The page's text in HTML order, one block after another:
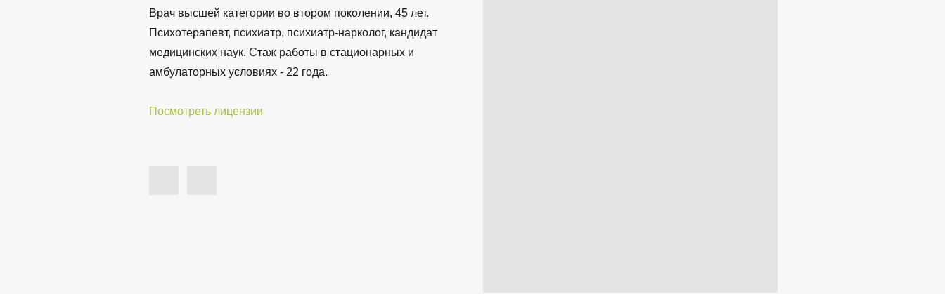
Врач высшей категории во втором поколении, 45 лет.
Психотерапевт, психиатр, психиатр-нарколог, кандидат
медицинских наук. Стаж работы в стационарных и
амбулаторных условиях - 22 года.
Посмотреть лицензии